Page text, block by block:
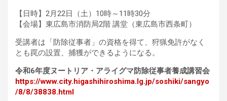
【日時】2月22日（土）10時～11時30分
【会場】東広島市消防局2階 講堂（東広島市西条町）
受講者は「防除従事者」の資格を得て、狩猟免許がなく
とも罠の設置、捕獲ができるようになる。
令和6年度ヌートリア・アライグマ防除従事者養成講習会
https://www.city.higashihiroshima.lg.jp/soshiki/sangyo
/8/8/38838.html